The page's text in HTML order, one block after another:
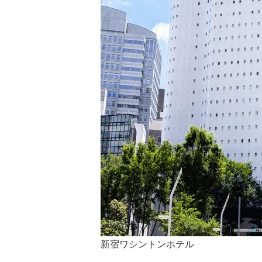
新宿ワシントンホテル